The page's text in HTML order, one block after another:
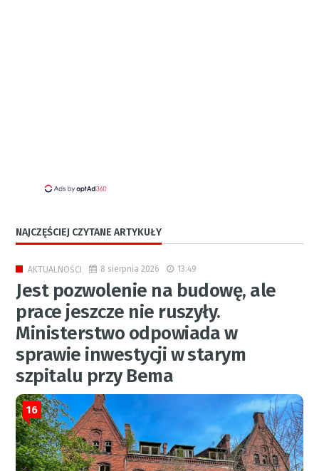
NAJCZĘŚCIEJ CZYTANE ARTYKUŁY
AKTUALNOŚCI 8 sierpnia 2026 13:49
Jest pozwolenie na budowę, ale
prace jeszcze nie ruszyły.
Ministerstwo odpowiada w
sprawie inwestycji w starym
szpitalu przy Bema
16